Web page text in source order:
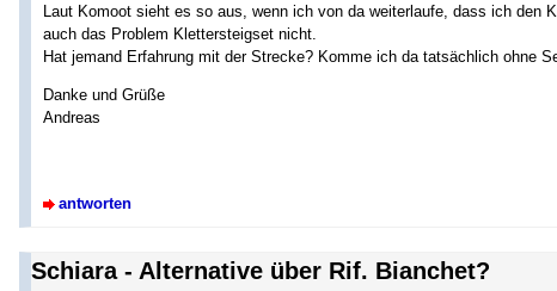
Laut Komoot sieht es so aus, wenn ich von da weiterlaufe, dass ich den
auch das Problem Klettersteigset nicht.
Hat jemand Erfahrung mit der Strecke? Komme ich da tatsächlich ohne
Danke und Grüße
Andreas
antworten
Schiara - Alternative über Rif. Bianchet?